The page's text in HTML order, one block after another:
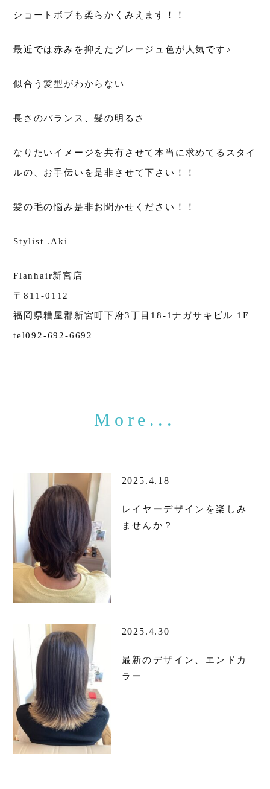
ショートボブも柔らかくみえます！！
最近では赤みを抑えたグレージュ色が人気です♪
似合う髪型がわからない
長さのバランス、髪の明るさ
なりたいイメージを共有させて本当に求めてるスタイ
ルの、お手伝いを是非させて下さい！！
髪の毛の悩み是非お聞かせください！！
Stylist .Aki
Flanhair新宮店
〒811-0112
福岡県糟屋郡新宮町下府3丁目18-1ナガサキビル 1F
tel092-692-6692
2025.4.18
レイヤーデザインを楽しみ
ませんか？
2025.4.30
最新のデザイン、エンドカ
ラー